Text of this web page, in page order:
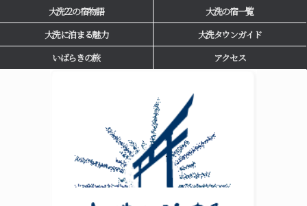
大洗22の宿物語
大洗の宿一覧
大洗に泊まる魅力
大洗タウンガイド
いばらきの旅
アクセス